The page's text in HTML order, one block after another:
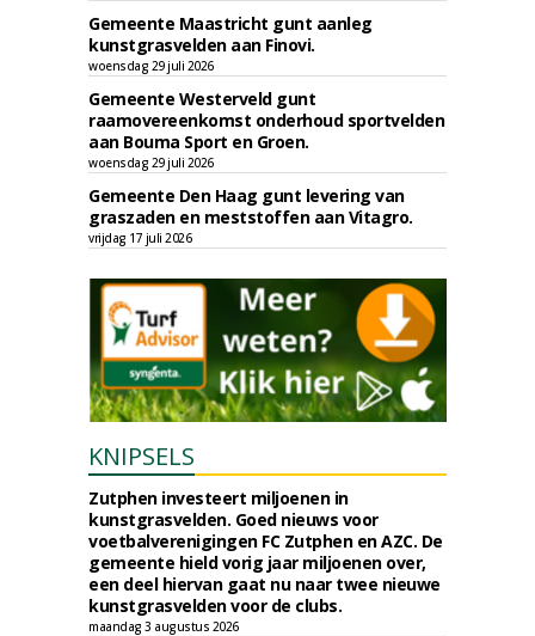
Gemeente Maastricht gunt aanleg
kunstgrasvelden aan Finovi.
woensdag 29 juli 2026
Gemeente Westerveld gunt
raamovereenkomst onderhoud sportvelden
aan Bouma Sport en Groen.
woensdag 29 juli 2026
Gemeente Den Haag gunt levering van
graszaden en meststoffen aan Vitagro.
vrijdag 17 juli 2026
KNIPSELS
Zutphen investeert miljoenen in
kunstgrasvelden. Goed nieuws voor
voetbalverenigingen FC Zutphen en AZC. De
gemeente hield vorig jaar miljoenen over,
een deel hiervan gaat nu naar twee nieuwe
kunstgrasvelden voor de clubs.
maandag 3 augustus 2026